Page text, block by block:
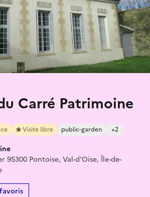
Carré Patrimoine
Visite libre public-garden +2
95300 Pontoise, Val-d'Oise, Île-de-